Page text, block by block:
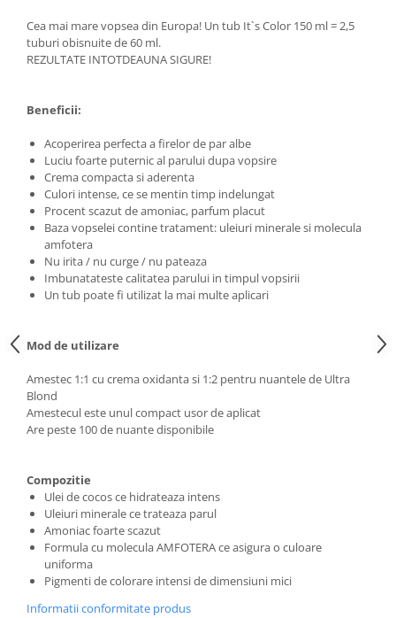
Igiena intima
Tampoane si absorbante
Produse manichiura & pedichiura
Oja si lac de unghii
Accesorii manichiura & pedichiura
Scutece adulti
Seturi cadou
Cea mai mare vopsea din Europa! Un tub It`s Color 150 ml = 2,5
tuburi obisnuite de 60 ml.
REZULTATE INTOTDEAUNA SIGURE!
Beneficii:
Acoperirea perfecta a firelor de par albe
Luciu foarte puternic al parului dupa vopsire
Crema compacta si aderenta
Culori intense, ce se mentin timp indelungat
Procent scazut de amoniac, parfum placut
Baza vopselei contine tratament: uleiuri minerale si molecula
amfotera
Nu irita / nu curge / nu pateaza
Imbunatateste calitatea parului in timpul vopsirii
Un tub poate fi utilizat la mai multe aplicari
Mod de utilizare
Amestec 1:1 cu crema oxidanta si 1:2 pentru nuantele de Ultra
Blond
Amestecul este unul compact usor de aplicat
Are peste 100 de nuante disponibile
Compozitie
Ulei de cocos ce hidrateaza intens
Uleiuri minerale ce trateaza parul
Amoniac foarte scazut
Formula cu molecula AMFOTERA ce asigura o culoare
uniforma
Pigmenti de colorare intensi de dimensiuni mici
Informatii conformitate produs